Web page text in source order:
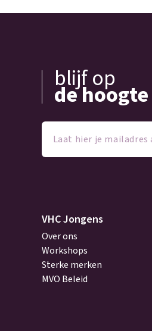
blijf op
de hoogte
Laat
VHC Jongens
Over ons
Workshops
Sterke merken
MVO Beleid